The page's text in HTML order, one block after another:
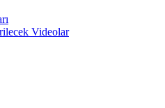
Videolar